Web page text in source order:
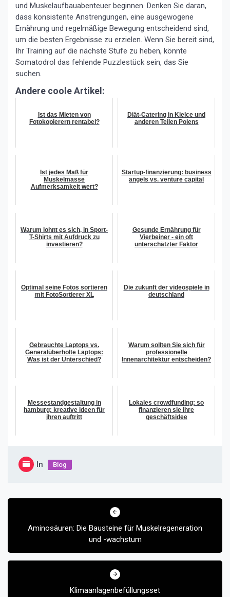
und Muskelaufbauabenteuer beginnen. Denken Sie daran,
dass konsistente Anstrengungen, eine ausgewogene
Ernährung und regelmäßige Bewegung entscheidend sind,
um die besten Ergebnisse zu erzielen. Wenn Sie bereit sind,
Ihr Training auf die nächste Stufe zu heben, könnte
Somatodrol das fehlende Puzzlestück sein, das Sie
suchen.
Andere coole Artikel:
Ist das Mieten von
Fotokopierern rentabel?
Diät-Catering in Kielce und
anderen Teilen Polens
Ist jedes Maß für
Muskelmasse
Aufmerksamkeit wert?
Startup-finanzierung: business
angels vs. venture capital
Warum lohnt es sich, in Sport-
T-Shirts mit Aufdruck zu
investieren?
Gesunde Ernährung für
Vierbeiner - ein oft
unterschätzter Faktor
Optimal seine Fotos sortieren
mit FotoSortierer XL
Die zukunft der videospiele in
deutschland
Gebrauchte Laptops vs.
Generalüberholte Laptops:
Was ist der Unterschied?
Warum sollten Sie sich für
professionelle
Innenarchitektur entscheiden?
Messestandgestaltung in
hamburg: kreative ideen für
ihren auftritt
Lokales crowdfunding: so
finanzieren sie ihre
geschäftsidee
In Blog
Beitragsnavigation
Aminosäuren: Die Bausteine für Muskelregeneration
und -wachstum
Klimaanlagenbefüllungsset